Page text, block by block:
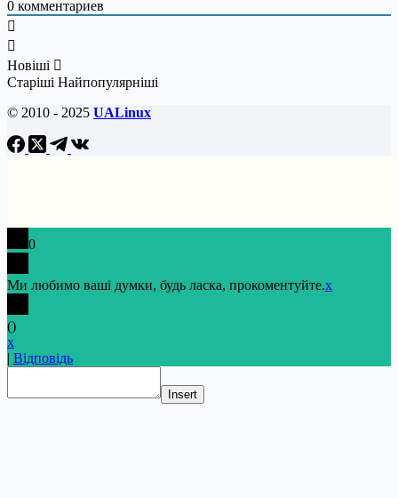
0 комментариев
Новіші
Старіші Найпопулярніші
© 2010 - 2025 UALinux
0
Ми любимо ваші думки, будь ласка, прокоментуйте.x
()
x
| Відповідь
Insert